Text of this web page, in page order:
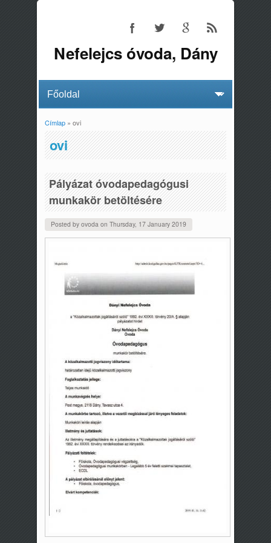
Nefelejcs óvoda, Dány
Jelenlegi hely
Címlap» ovi
ovi
Pályázat óvodapedagógusi
munkakör betöltésére
Posted by ovodaon Thursday, 17 January 2019